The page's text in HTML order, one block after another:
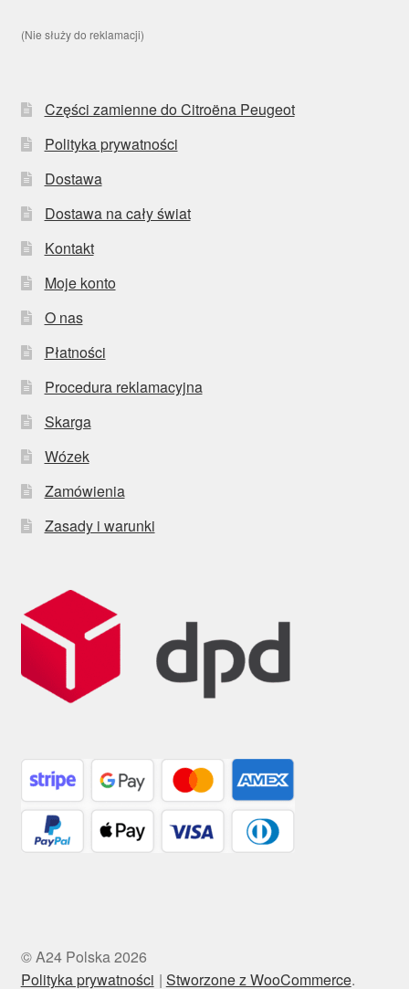
(Nie służy do reklamacji)
Części zamienne do Citroëna Peugeot
Polityka prywatności
Dostawa
Dostawa na cały świat
Kontakt
Moje konto
O nas
Płatności
Procedura reklamacyjna
Skarga
Wózek
Zamówienia
Zasady i warunki
© A24 Polska 2026
Polityka prywatności
Stworzone z WooCommerce.